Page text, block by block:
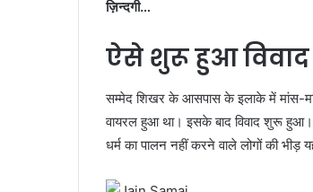
ज़िन्दगी…
ऐसे शुरू हुआ विवाद
सम्मेद शिखर के आसपास के इलाके में मांस-
वायरल हुआ था। इसके बाद विवाद शुरू
धर्म का पालन नहीं करने वाले लोगों की